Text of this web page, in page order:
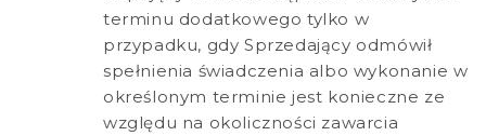
terminu dodatkowego tylko w
przypadku, gdy Sprzedający odmówił
spełnienia świadczenia albo wykonanie w
określonym terminie jest konieczne ze
względu na okoliczności zawarcia